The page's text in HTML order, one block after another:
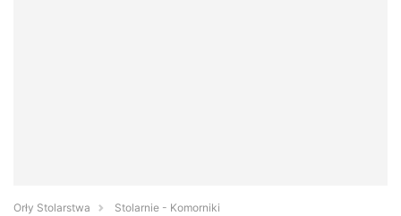
Orły Stolarstwa
Stolarnie - Komorniki